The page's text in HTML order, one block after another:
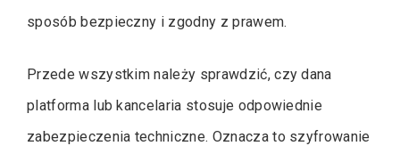
sposób bezpieczny i zgodny z prawem.
Przede wszystkim należy sprawdzić, czy dana
platforma lub kancelaria stosuje odpowiednie
zabezpieczenia techniczne. Oznacza to szyfrowanie